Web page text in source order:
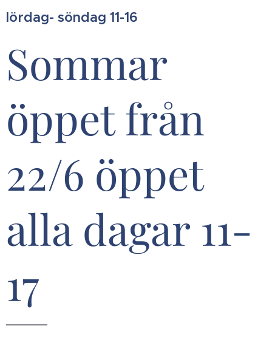
lördag- söndag 11-16
Sommar
öppet från
22/6 öppet
alla dagar 11-
17